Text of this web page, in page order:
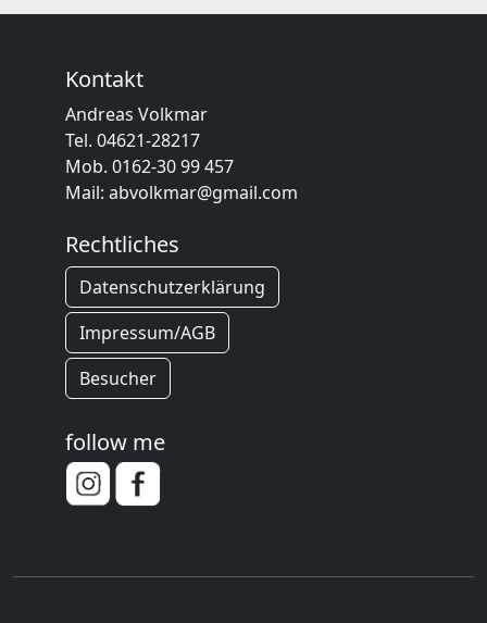
Kontakt
Andreas Volkmar
Tel. 04621-28217
Mob. 0162-30 99 457
Mail: abvolkmar@gmail.com
Rechtliches
Datenschutzerklärung
Impressum/AGB
Besucher
follow me